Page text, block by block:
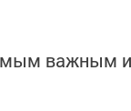
важным